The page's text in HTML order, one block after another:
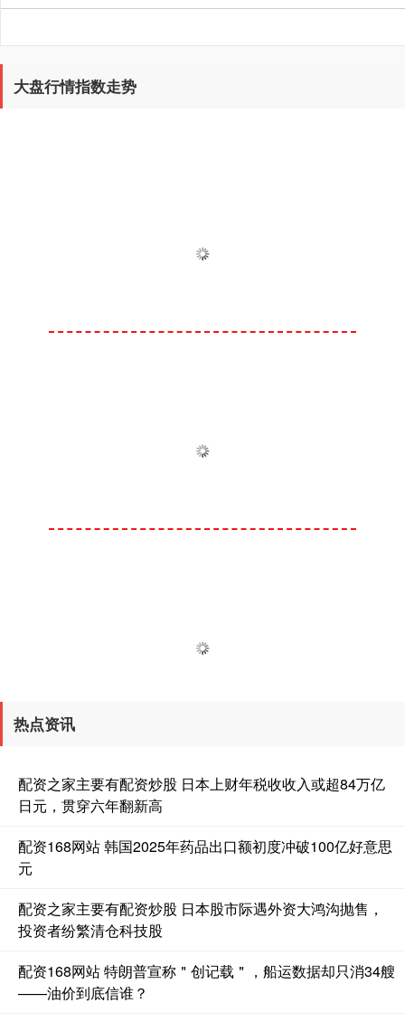
大盘行情指数走势
热点资讯
配资之家主要有配资炒股 日本上财年税收收入或超84万亿
日元，贯穿六年翻新高
配资168网站 韩国2025年药品出口额初度冲破100亿好意思
元
配资之家主要有配资炒股 日本股市际遇外资大鸿沟抛售，
投资者纷繁清仓科技股
配资168网站 特朗普宣称＂创记载＂，船运数据却只消34艘
——油价到底信谁？